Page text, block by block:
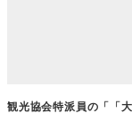
観光協会特派員の「「